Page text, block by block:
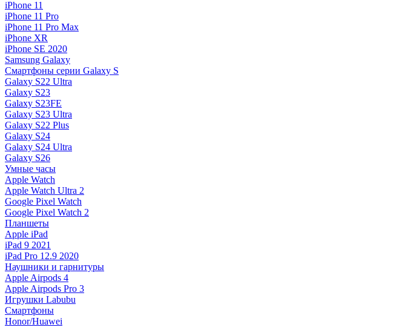
iPhone 11
iPhone 11 Pro
iPhone 11 Pro Max
iPhone XR
iPhone SE 2020
Samsung Galaxy
Смартфоны серии Galaxy S
Galaxy S22 Ultra
Galaxy S23
Galaxy S23FE
Galaxy S23 Ultra
Galaxy S22 Plus
Galaxy S24
Galaxy S24 Ultra
Galaxy S26
Умные часы
Apple Watch
Apple Watch Ultra 2
Google Pixel Watch
Google Pixel Watch 2
Планшеты
Apple iPad
iPad 9 2021
iPad Pro 12.9 2020
Наушники и гарнитуры
Apple Airpods 4
Apple Airpods Pro 3
Игрушки Labubu
Смартфоны
Honor/Huawei